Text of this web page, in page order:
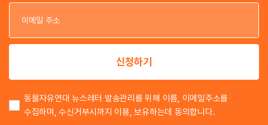
이
이
신청하기
동물자유연대 뉴스레터 발송관리를 위해 이름, 이메일주소를
수집하며, 수신거부시까지 이용, 보유하는데 동의합니다.